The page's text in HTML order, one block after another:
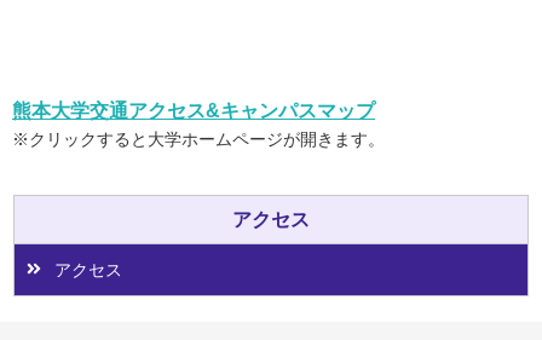
熊本大学交通アクセス&キャンパスマップ
※クリックすると大学ホームページが開きます。
アクセス
アクセス